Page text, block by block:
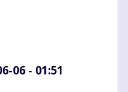
06 - 01:51